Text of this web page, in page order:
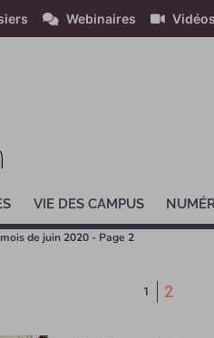
Webinaires Vidéos
VIE DES CAMPUS
de juin 2020 - Page 2
1 2